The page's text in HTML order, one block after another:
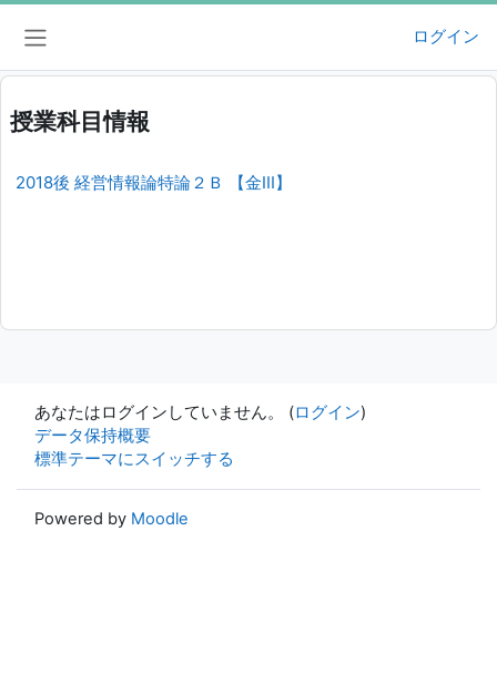
メインコンテンツへスキップする
ログイン
授業科目情報
2018後 経営情報論特論２Ｂ 【金III】
あなたはログインしていません。 (ログイン)
データ保持概要
標準テーマにスイッチする
Powered by Moodle